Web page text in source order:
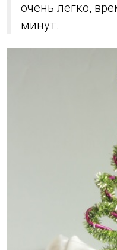
очень легко,
минут.